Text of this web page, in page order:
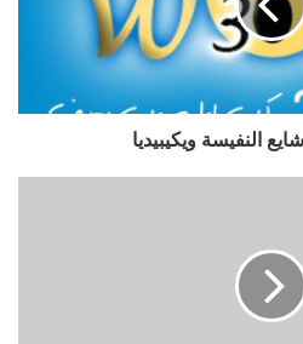
النفيسة ويكيبيديا